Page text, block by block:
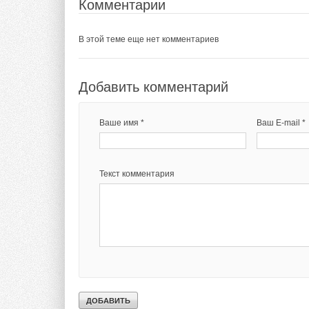
Комментарии
В этой теме еще нет комментариев
Добавить комментарий
Ваше имя * Ваш E-mail *
Текст комментария
→
ЖУРНАЛ СОК
В этой теме еще нет комментариев